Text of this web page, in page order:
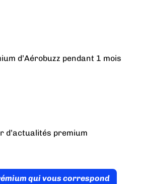
d’Aérobuzz pendant 1 mois
d’actualités premium
qui vous correspond